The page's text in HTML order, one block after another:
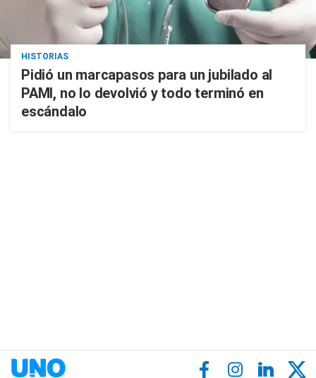
HISTORIAS
Pidió un marcapasos para un jubilado al
PAMI, no lo devolvió y todo terminó en
escándalo